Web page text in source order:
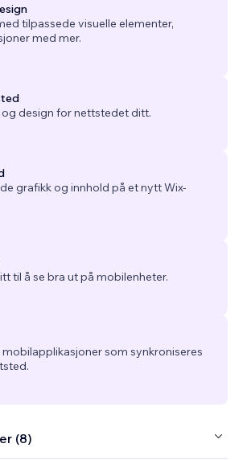
tilpassede visuelle elementer,
med mer.
design for nettstedet ditt.
grafikk og innhold på et nytt Wix-
til å se bra ut på mobilenheter.
som synkroniseres
(8)